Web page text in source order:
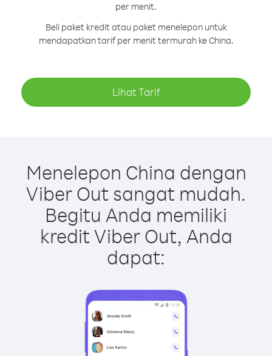
per menit.
Beli paket kredit atau paket menelepon untuk
mendapatkan tarif per menit termurah ke China.
Lihat Tarif
Menelepon China dengan
Viber Out sangat mudah.
Begitu Anda memiliki
kredit Viber Out, Anda
dapat: